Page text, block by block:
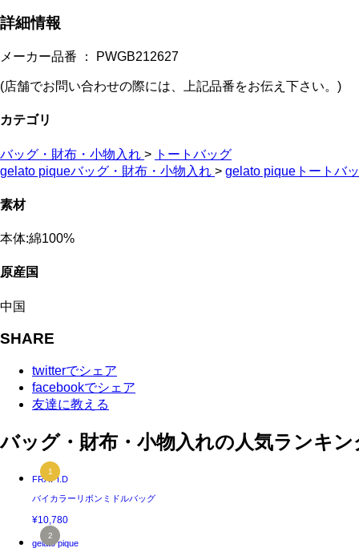
詳細情報
メーカー品番 ： PWGB212627
(店舗でお問い合わせの際には、上記品番をお伝え下さい。)
カテゴリ
バッグ・財布・小物入れ > トートバッグ
gelato piqueバッグ・財布・小物入れ > gelato piqueトートバ
素材
本体:綿100%
原産国
中国
SHARE
twitterでシェア
facebookでシェア
友達に教える
バッグ・財布・小物入れの人気ランキン
FRAY I.D
バイカラーリボンミドルバッグ
¥10,780
gelato pique